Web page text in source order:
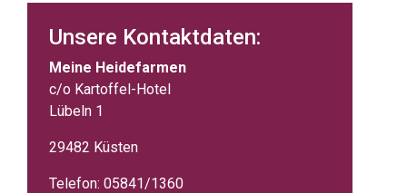
Unsere Kontaktdaten:
Meine Heidefarmen
c/o Kartoffel-Hotel
Lübeln 1
29482 Küsten
Telefon: 05841/1360